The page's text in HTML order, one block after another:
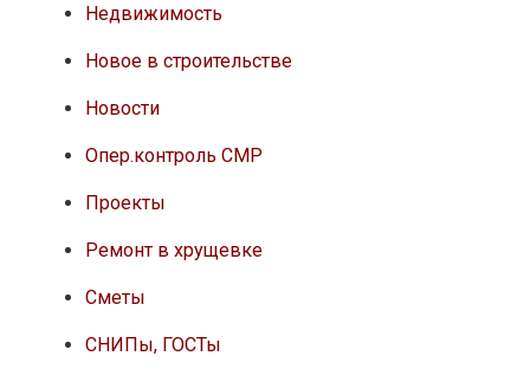
Недвижимость
Новое в строительстве
Новости
Опер.контроль СМР
Проекты
Ремонт в хрущевке
Сметы
СНИПы, ГОСТы